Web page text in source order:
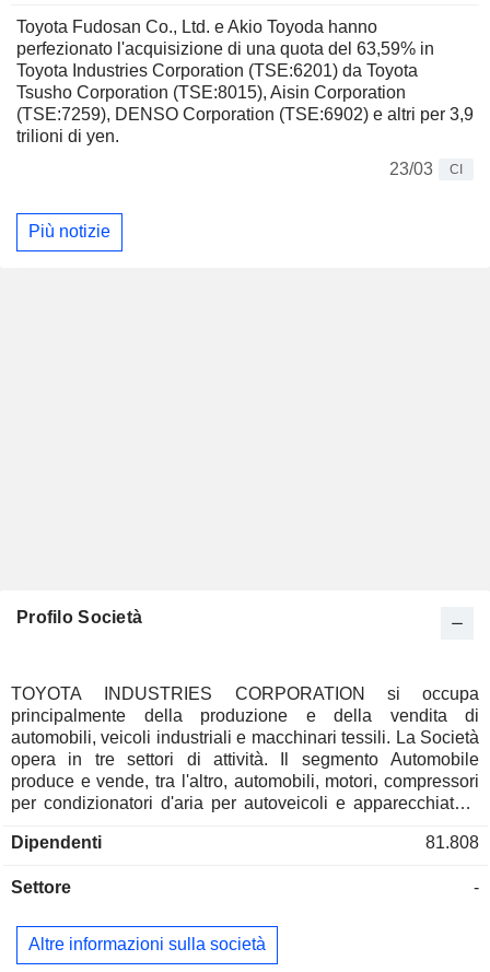
Toyota Fudosan Co., Ltd. e Akio Toyoda hanno
perfezionato l'acquisizione di una quota del 63,59% in
Toyota Industries Corporation (TSE:6201) da Toyota
Tsusho Corporation (TSE:8015), Aisin Corporation
(TSE:7259), DENSO Corporation (TSE:6902) e altri per 3,9
trilioni di yen.
23/03
CI
Più notizie
Profilo Società
TOYOTA INDUSTRIES CORPORATION si occupa
principalmente della produzione e della vendita di
automobili, veicoli industriali e macchinari tessili. La Società
opera in tre settori di attività. Il segmento Automobile
produce e vende, tra l'altro, automobili, motori, compressori
per condizionatori d'aria per autoveicoli e apparecchiature
elevatori a forca, attrezzature per magazzini, magazzini
logistiche e attività di finanziamento delle vendite. Il
filatoi, nonché attrezzature per la misurazione della qualità
del filato e per la classificazione del cotone.
Dipendenti 81.808
Settore -
Altre informazioni sulla società